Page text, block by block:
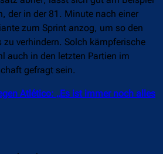
der in der 81. Minute nach einer
zum Sprint anzog, um so den
zu verhindern. Solch kämpferische
auch in den letzten Partien im
gefragt sein.
Atlético: „Es ist immer noch alles